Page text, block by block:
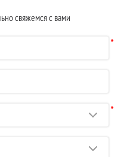
свяжемся с вами
*
*